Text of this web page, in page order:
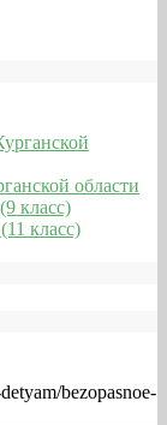
области
класс)
класс)
bezopasnoe-